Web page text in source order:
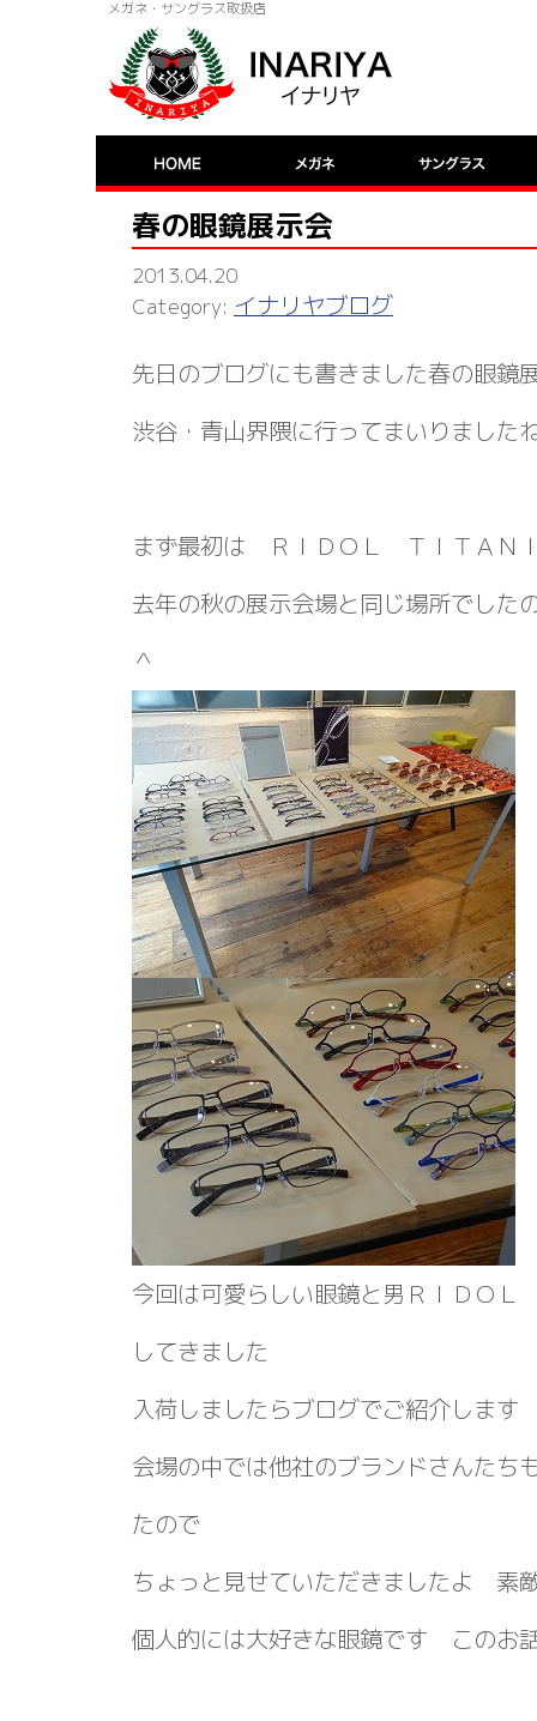
メガネ・サングラス取扱店
春の眼鏡展示会
2013.04.20
イナリヤブログ
先日のブログにも書きました春の眼鏡
渋谷・青山界隈に行ってまいりました
まず最初は ＲＩＤＯＬ ＴＩＴＡＮ
去年の秋の展示会場と同じ場所でした
＾
今回は可愛らしい眼鏡と男ＲＩＤＯ
してきました
入荷しましたらブログでご紹介します
会場の中では他社のブランドさんたち
たので
ちょっと見せていただきましたよ 素
個人的には大好きな眼鏡です このお